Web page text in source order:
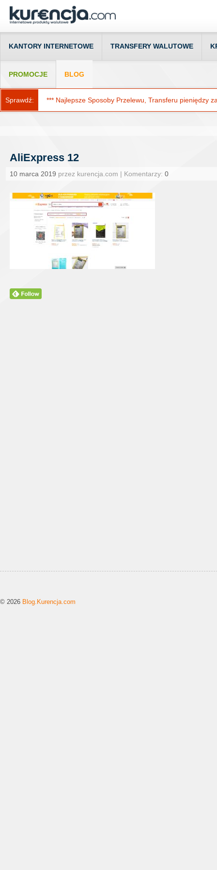
KANTORY INTERNETOWE TRANSFERY WALUTOWE
PROMOCJE BLOG
Sprawdź: *** Najlepsze Sposoby Przelewu, Transferu pieniędzy
AliExpress 12
10 marca 2019 przez kurencja.com | Komentarzy: 0
© 2026 Blog.Kurencja.com